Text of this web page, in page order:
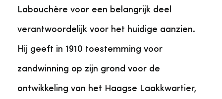
Labouchère voor een belangrijk deel
verantwoordelijk voor het huidige aanzien.
Hij geeft in 1910 toestemming voor
zandwinning op zijn grond voor de
ontwikkeling van het Haagse Laakkwartier,